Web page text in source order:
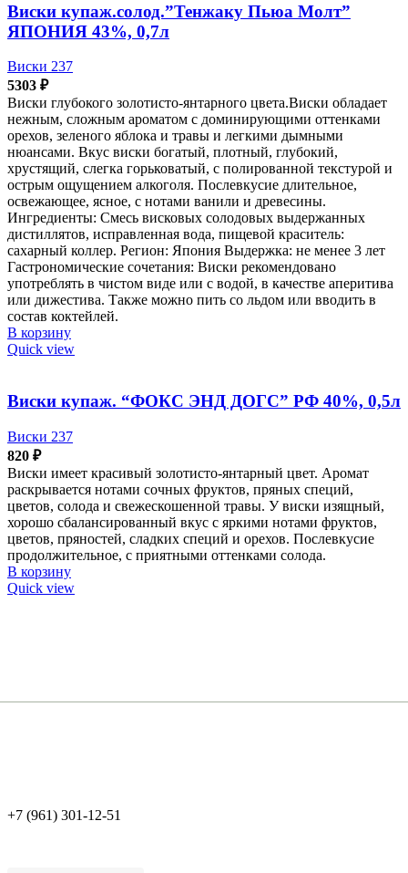
Виски купаж.солод.”Тенжаку Пьюа Молт”
ЯПОНИЯ 43%, 0,7л
Виски 237
5303 ₽
Виски глубокого золотисто-янтарного цвета.Виски обладает
нежным, сложным ароматом с доминирующими оттенками
орехов, зеленого яблока и травы и легкими дымными
нюансами. Вкус виски богатый, плотный, глубокий,
хрустящий, слегка горьковатый, с полированной текстурой и
острым ощущением алкоголя. Послевкусие длительное,
освежающее, ясное, с нотами ванили и древесины.
Ингредиенты: Смесь висковых солодовых выдержанных
дистиллятов, исправленная вода, пищевой краситель:
сахарный коллер. Регион: Япония Выдержка: не менее 3 лет
Гастрономические сочетания: Виски рекомендовано
употреблять в чистом виде или с водой, в качестве аперитива
или дижестива. Также можно пить со льдом или вводить в
состав коктейлей.
В корзину
Quick view
Виски купаж. “ФОКС ЭНД ДОГС” РФ 40%, 0,5л
Виски 237
820 ₽
Виски имеет красивый золотисто-янтарный цвет. Аромат
раскрывается нотами сочных фруктов, пряных специй,
цветов, солода и свежескошенной травы. У виски изящный,
хорошо сбалансированный вкус с яркими нотами фруктов,
цветов, пряностей, сладких специй и орехов. Послевкусие
продолжительное, с приятными оттенками солода.
В корзину
Quick view
+7 (961) 301-12-51